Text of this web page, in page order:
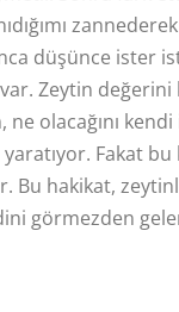
düşünce ister
Zeytin
olacağını
yaratıyor. Fakat
hakikat,
görmezden